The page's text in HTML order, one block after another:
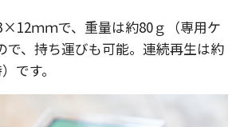
ｍｍで、重量は約80ｇ（専用ケ
で、持ち運びも可能。連続再生は約
です。